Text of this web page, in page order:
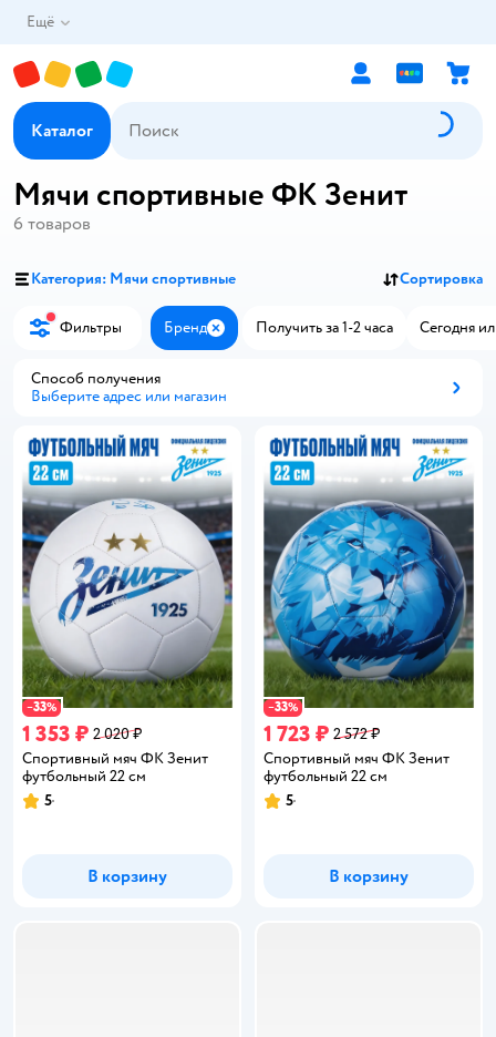
Ещё
Каталог
Мячи спортивные ФК Зенит
6 товаров
Категория: Мячи спортивные Сортировка
Фильтры Бренд ЗакрытьПолучить за 1-2 часа Сегодня
Способ получения
Выберите адрес или магазин
−33%
1 353 ₽ 2 020 ₽
Спортивный мяч ФК Зенит
футбольный 22 см
Рейтинг:
5
В корзину
−33%
1 723 ₽ 2 572 ₽
Спортивный мяч ФК Зенит
футбольный 22 см
Рейтинг:
5
В корзину